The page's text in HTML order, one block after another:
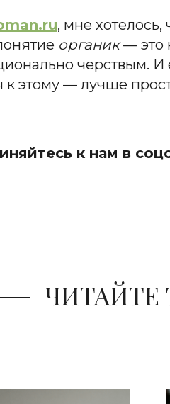
, мне хотелось,
органик— это
черствым.
этому — лучше
к нам в
ЧИТАЙТЕ